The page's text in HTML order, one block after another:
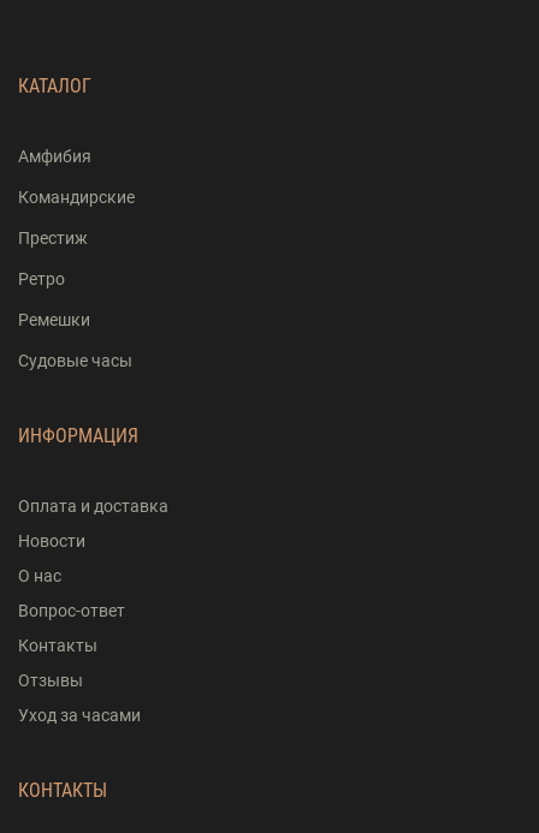
КАТАЛОГ
Амфибия
Командирские
Престиж
Ретро
Ремешки
Судовые часы
ИНФОРМАЦИЯ
Оплата и доставка
Новости
О нас
Вопрос-ответ
Контакты
Отзывы
Уход за часами
КОНТАКТЫ